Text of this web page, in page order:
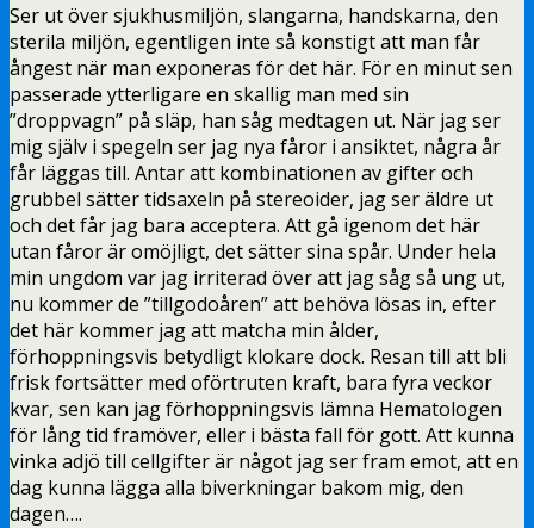
Ser ut över sjukhusmiljön, slangarna, handskarna, den
sterila miljön, egentligen inte så konstigt att man får
ångest när man exponeras för det här. För en minut sen
passerade ytterligare en skallig man med sin
”droppvagn” på släp, han såg medtagen ut. När jag ser
mig själv i spegeln ser jag nya fåror i ansiktet, några år
får läggas till. Antar att kombinationen av gifter och
grubbel sätter tidsaxeln på stereoider, jag ser äldre ut
och det får jag bara acceptera. Att gå igenom det här
utan fåror är omöjligt, det sätter sina spår. Under hela
min ungdom var jag irriterad över att jag såg så ung ut,
nu kommer de ”tillgodoåren” att behöva lösas in, efter
det här kommer jag att matcha min ålder,
förhoppningsvis betydligt klokare dock. Resan till att bli
frisk fortsätter med oförtruten kraft, bara fyra veckor
kvar, sen kan jag förhoppningsvis lämna Hematologen
för lång tid framöver, eller i bästa fall för gott. Att kunna
vinka adjö till cellgifter är något jag ser fram emot, att en
dag kunna lägga alla biverkningar bakom mig, den
dagen….